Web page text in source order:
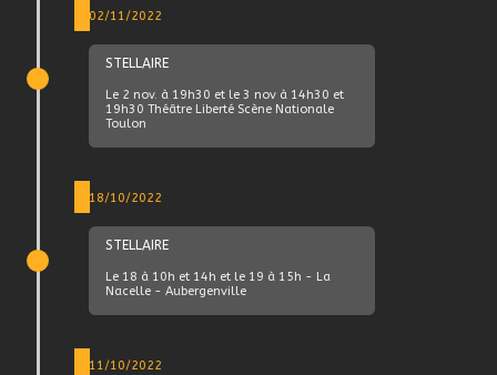
02/11/2022
STELLAIRE
Le 2 nov. à 19h30 et le 3 nov à 14h30 et
19h30 Théâtre Liberté Scène Nationale
Toulon
18/10/2022
STELLAIRE
Le 18 à 10h et 14h et le 19 à 15h - La
Nacelle - Aubergenville
11/10/2022